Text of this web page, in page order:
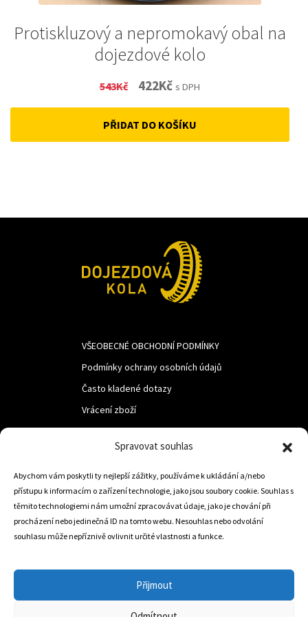
Spravovat souhlas
Abychom vám poskytli ty nejlepší zážitky, používáme k ukládání a/nebo
přístupu k informacím o zařízení technologie, jako jsou soubory cookie. Souhlas s
těmito technologiemi nám umožní zpracovávat údaje, jako je chování při
procházení nebo jedinečná ID na tomto webu. Nesouhlas nebo odvolání
souhlasu může nepříznivě ovlivnit určité vlastnosti a funkce.
Přijmout
Protiskluzový a nepromokavý obal na
dojezdové kolo
543Kč
Original
price
was:
422KčCurrent
price
is:
s DPH
PŘIDAT DO KOŠÍKU
VŠEOBECNÉ OBCHODNÍ PODMÍNKY
Podmínky ochrany osobních údajů
Často kladené dotazy
Vrácení zboží
LUF s.r.o.
Nám. M.R.Štefanika 518,
Trstená 02801
info@dojezdovakola.com